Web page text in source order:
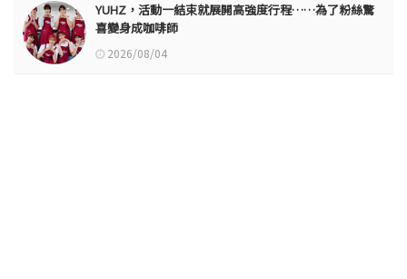
YUHZ，活動一結束就展開高強度行程……為了粉絲驚
喜變身成咖啡師
2026/08/04